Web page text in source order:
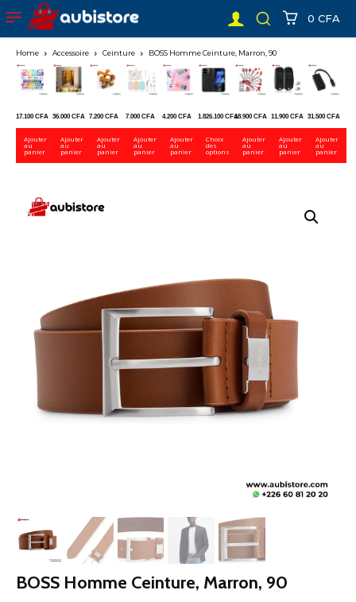
0 CFA
Home Accessoire Ceinture BOSS Homme Ceinture, Marron, 90
17.100 CFA
Ajouter
au
panier
36.000 CFA
Ajouter
au
panier
7.200 CFA
Ajouter
au
panier
7.000 CFA
Ajouter
au
panier
4.200 CFA
Ajouter
au
panier
1.826.100CFA
Choix
des
options
18.900CFA
Ajouter
au
panier
11.900CFA
Ajouter
au
panier
31.500 CFA
Ajouter
au
panier
BOSS Homme Ceinture, Marron, 90